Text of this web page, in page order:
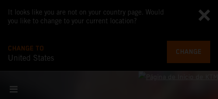
It looks like you are not on your country page. Would
you like to change to your current location?
CHANGE TO
United States
CHANGE